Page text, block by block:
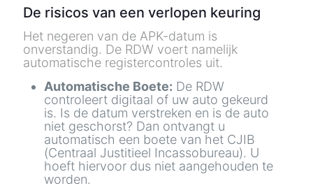
De risicos van een verlopen keuring
Het negeren van de APK-datum is
onverstandig. De RDW voert namelijk
automatische registercontroles uit.
Automatische Boete: De RDW
controleert digitaal of uw auto gekeurd
is. Is de datum verstreken en is de auto
niet geschorst? Dan ontvangt u
automatisch een boete van het CJIB
(Centraal Justitieel Incassobureau). U
hoeft hiervoor dus niet aangehouden te
worden.